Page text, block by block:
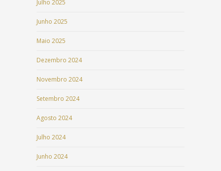
Julho 2025
Junho 2025
Maio 2025
Dezembro 2024
Novembro 2024
Setembro 2024
Agosto 2024
Julho 2024
Junho 2024